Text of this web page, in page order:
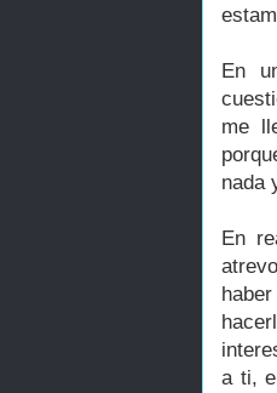
En
me
nada
En
a ti,